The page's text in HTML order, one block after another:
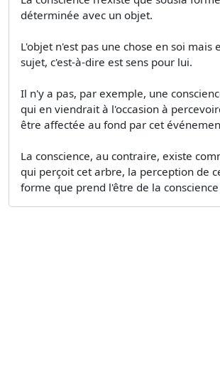
déterminée avec un objet.
L'objet n'est pas une chose en soi mais
sujet, c'est-à-dire est sens pour lui.
Il n'y a pas, par exemple, une
qui en viendrait à l'occasion à
être affectée au fond par cet
La conscience, au contraire, existe
qui perçoit cet arbre, la perception de
forme que prend l'être de la conscience